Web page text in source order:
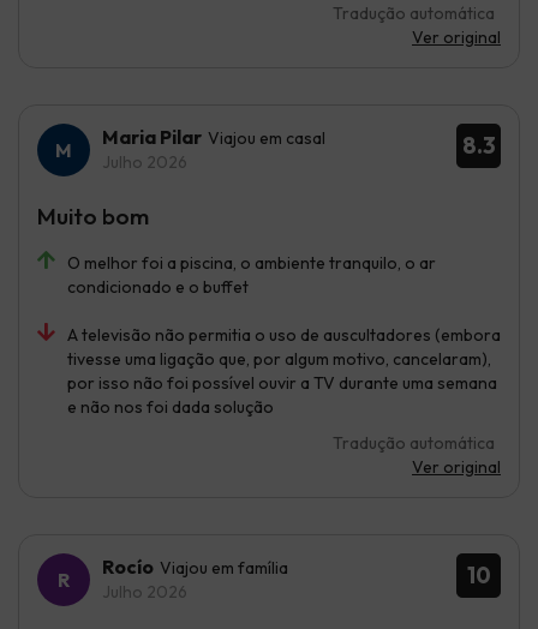
Tradução automática
Ver original
8.3
Maria Pilar Viajou em casal
Julho 2026
O melhor foi a piscina, o ambiente tranquilo, o ar
condicionado e o buffet
A televisão não permitia o uso de auscultadores (embora
tivesse uma ligação que, por algum motivo, cancelaram),
por isso não foi possível ouvir a TV durante uma semana
e não nos foi dada solução
Tradução automática
Ver original
Muito bom
10
Rocío Viajou em família
Julho 2026